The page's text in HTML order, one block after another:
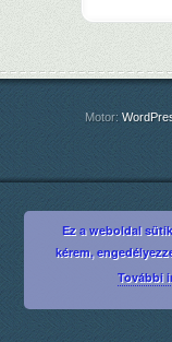
Motor:
Ez a weboldal
kérem,
További